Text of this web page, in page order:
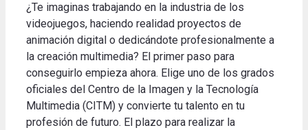
¿Te imaginas trabajando en la industria de los
videojuegos, haciendo realidad proyectos de
animación digital o dedicándote profesionalmente a
la creación multimedia? El primer paso para
conseguirlo empieza ahora. Elige uno de los grados
oficiales del Centro de la Imagen y la Tecnología
Multimedia (CITM) y convierte tu talento en tu
profesión de futuro. El plazo para realizar la